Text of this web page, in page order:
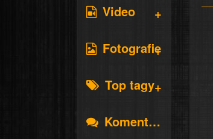
Video
Fotografie
Top tagy
Komentáře